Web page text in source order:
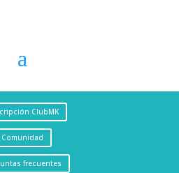
ClubMK
Comunidad
frecuentes